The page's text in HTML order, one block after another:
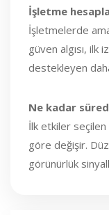
İşletme
İşletmelerde
güven algısı, ilk
destekleyen
Ne kadar
İlk etkiler
göre değişir.
görünürlük